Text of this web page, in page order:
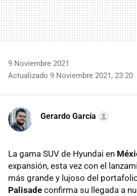
9 Noviembre 2021
Actualizado 9 Noviembre 2021, 23:20
Gerardo García
La gama SUV de Hyundai en
expansión, esta vez con el
más grande y lujoso del
Palisade confirma su llegada a